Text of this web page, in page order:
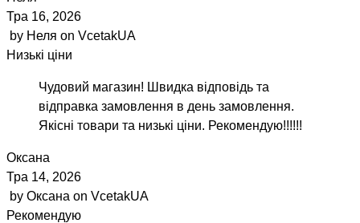
Тра 16, 2026
by Неля on VcetakUA
Низькі ціни
Чудовий магазин! Швидка відповідь та
відправка замовлення в день замовлення.
Якісні товари та низькі ціни. Рекомендую!!!!!!
Оксана
Тра 14, 2026
by Оксана on VcetakUA
Рекомендую